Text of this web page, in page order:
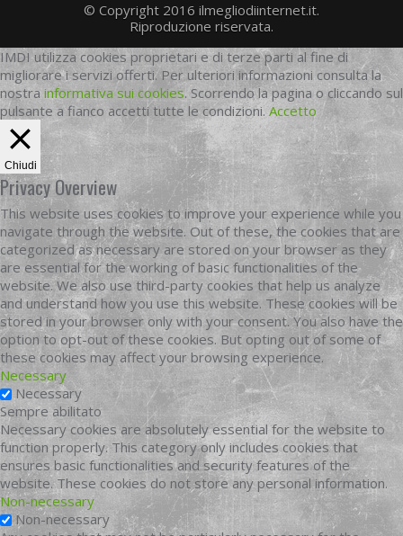
© Copyright 2016 ilmegliodiinternet.it.
Riproduzione riservata.
IMDI utilizza cookies proprietari e di terze parti al fine di
migliorare i servizi offerti. Per ulteriori informazioni consulta la
nostra informativa sui cookies. Scorrendo la pagina o cliccando sul
pulsante a fianco accetti tutte le condizioni.Accetto
Chiudi
Privacy Overview
This website uses cookies to improve your experience while you
navigate through the website. Out of these, the cookies that are
categorized as necessary are stored on your browser as they
are essential for the working of basic functionalities of the
website. We also use third-party cookies that help us analyze
and understand how you use this website. These cookies will be
stored in your browser only with your consent. You also have the
option to opt-out of these cookies. But opting out of some of
these cookies may affect your browsing experience.
Necessary
Necessary
Sempre abilitato
Necessary cookies are absolutely essential for the website to
function properly. This category only includes cookies that
ensures basic functionalities and security features of the
website. These cookies do not store any personal information.
Non-necessary
Non-necessary